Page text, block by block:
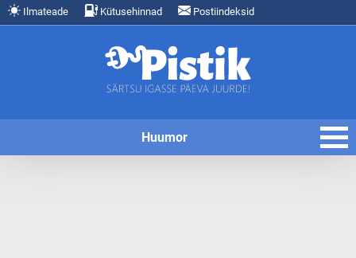
Ilmateade Kütusehinnad Postiindeksid
Huumor